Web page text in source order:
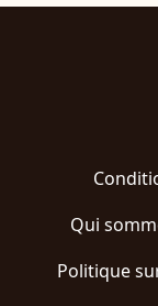
Qui
Politique